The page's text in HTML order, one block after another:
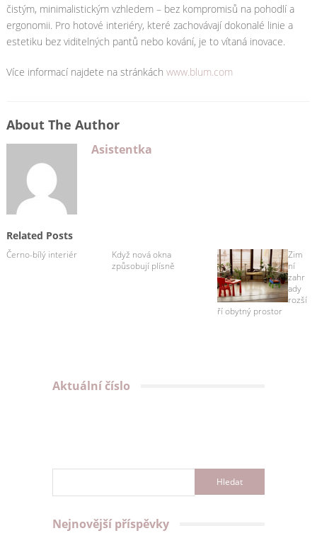
čistým, minimalistickým vzhledem – bez kompromisů na pohodlí a
ergonomii. Pro hotové interiéry, které zachovávají dokonalé linie a
estetiku bez viditelných pantů nebo kování, je to vítaná inovace.
Více informací najdete na stránkách www.blum.com
About The Author
Asistentka
Related Posts
Černo-bílý interiér
Když nová okna
způsobují plísně
Zim
ní
zahr
ady
rozší
ří obytný prostor
Aktuální číslo
Nejnovější příspěvky